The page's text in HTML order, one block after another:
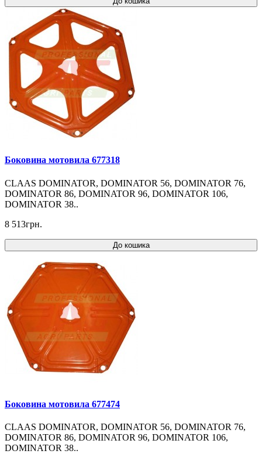
Боковина мотовила 677318
CLAAS DOMINATOR, DOMINATOR 56, DOMINATOR 76,
DOMINATOR 86, DOMINATOR 96, DOMINATOR 106,
DOMINATOR 38..
8 513грн.
До кошика
Боковина мотовила 677474
CLAAS DOMINATOR, DOMINATOR 56, DOMINATOR 76,
DOMINATOR 86, DOMINATOR 96, DOMINATOR 106,
DOMINATOR 38..